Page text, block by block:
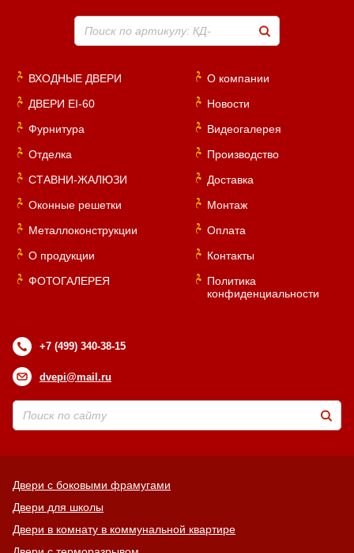
Поиск по артикулу: КД-
ВХОДНЫЕ ДВЕРИ
ДВЕРИ EI-60
Фурнитура
Отделка
СТАВНИ-ЖАЛЮЗИ
Оконные решетки
Металлоконструкции
О продукции
ФОТОГАЛЕРЕЯ
О компании
Новости
Видеогалерея
Производство
Доставка
Монтаж
Оплата
Контакты
Политика
конфиденциальности
+7 (499) 340-38-15
dvepi@mail.ru
Двери с боковыми фрамугами
Двери для школы
Двери в комнату в коммунальной квартире